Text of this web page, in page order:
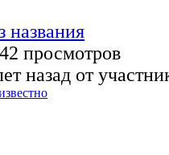
названия
просмотров
назад от